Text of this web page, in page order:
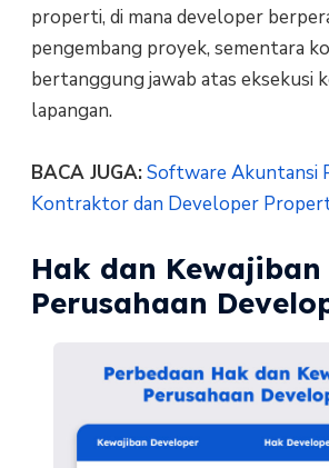
properti, di mana developer
pengembang proyek, sementara
bertanggung jawab atas eksekusi
lapangan.
BACA JUGA:Software Akuntansi
Kontraktor dan Developer
Hak dan Kewajiban
Perusahaan